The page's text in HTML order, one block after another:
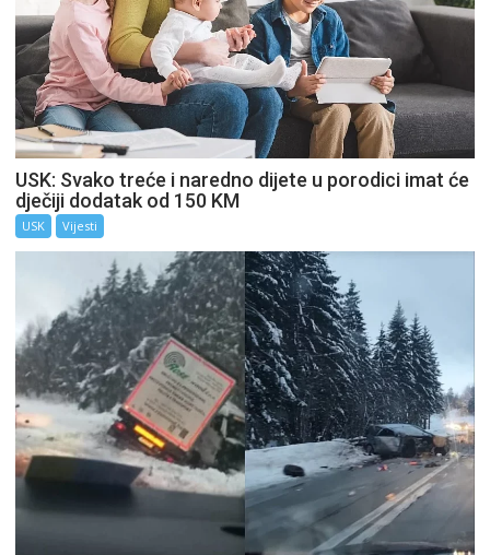
USK: Svako treće i naredno dijete u porodici imat će
dječiji dodatak od 150 KM
USK Vijesti